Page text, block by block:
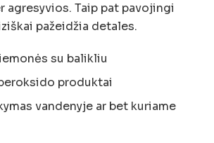
agresyvios. Taip pat pavojingi
pažeidžia detales.
su balikliu
produktai
vandenyje ar bet kuriame